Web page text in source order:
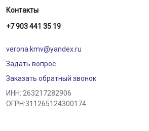
Контакты
+7 903 441 35 19
verona.kmv@yandex.ru
Задать вопрос
Заказать обратный звонок
ИНН: 263217282906
ОГРН:311265124300174